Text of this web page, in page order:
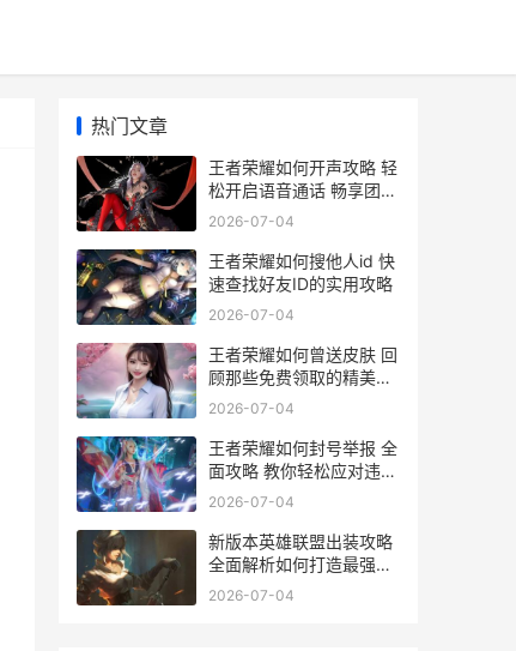
热门文章
王者荣耀如何开声攻略 轻
松开启语音通话 畅享团队
协作乐趣
2026-07-04
王者荣耀如何搜他人id 快
速查找好友ID的实用攻略
2026-07-04
王者荣耀如何曾送皮肤 回
顾那些免费领取的精美皮
肤活动
2026-07-04
王者荣耀如何封号举报 全
面攻略 教你轻松应对违规
行为
2026-07-04
新版本英雄联盟出装攻略
全面解析如何打造最强装
备组合
2026-07-04